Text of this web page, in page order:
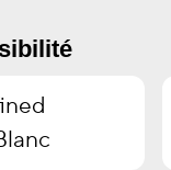
passées